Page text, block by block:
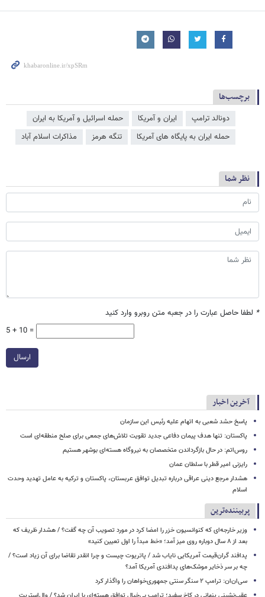
برچسب‌ها
دونالد ترامپ ایران و آمریکا
حمله اسرائیل و آمریکا به ایران
حمله ایران به پایگاه های آمریکا
تنگه هرمز مذاکرات اسلام آباد
نظر شما
* لطفا حاصل عبارت را در جعبه متن روبرو وارد کنید
5 + 10 =
ارسال
آخرین اخبار
پاسخ حشد شعبی به اتهام‌ علیه رئیس این سازمان
پاکستان: تنها هدف پیمان دفاعی جدید تقویت تلاش‌های جمعی برای صلح منطقه‌ای است
روس‌اتم: در حال بازگرداندن متخصصان به نیروگاه هسته‌ای بوشهر هستیم
رایزنی امیر قطر با سلطان عمان
هشدار مرجع دینی عراقی درباره تبدیل توافق عربستان، پاکستان و ترکیه به عامل تهدید وحدت
اسلام
پربیننده‌ترین
وزیر خارجه‌ای که کنوانسیون خزر را امضا کرد در مورد تصویب آن چه گفت؟ / هشدار ظریف که
بعد از ۸ سال دوباره روی میز آمد؛ «خط مبدأ را اول تعیین کنید»
پدافند گران‌قیمت آمریکایی نایاب شد / پاتریوت چیست و چرا انقدر تقاضا برای آن زیاد است؟ /
چه بر سر ذخایر موشک‌های پدافندی آمریکا آمد؟
سی‌ان‌ان: ترامپ ۲ سنگر سنتی جمهوری‌خواهان را واگذار کرد